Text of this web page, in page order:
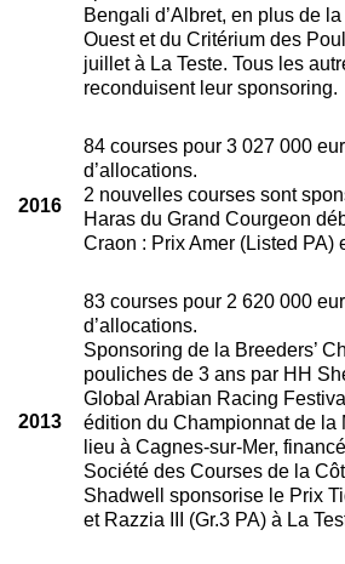
Bengali d’Albret, en plus de
Ouest et du Critérium des
juillet à La Teste. Tous les
reconduisent leur sponsoring.
2016
84 courses pour 3 027 000
d’allocations.
2 nouvelles courses sont
Haras du Grand Courgeon
Craon : Prix Amer (Listed PA)
2013
83 courses pour 2 620 000
d’allocations.
Sponsoring de la Breeders’
pouliches de 3 ans par HH
Global Arabian Racing
édition du Championnat de la
lieu à Cagnes-sur-Mer,
Société des Courses de la
Shadwell sponsorise le Prix
et Razzia III (Gr.3 PA) à La